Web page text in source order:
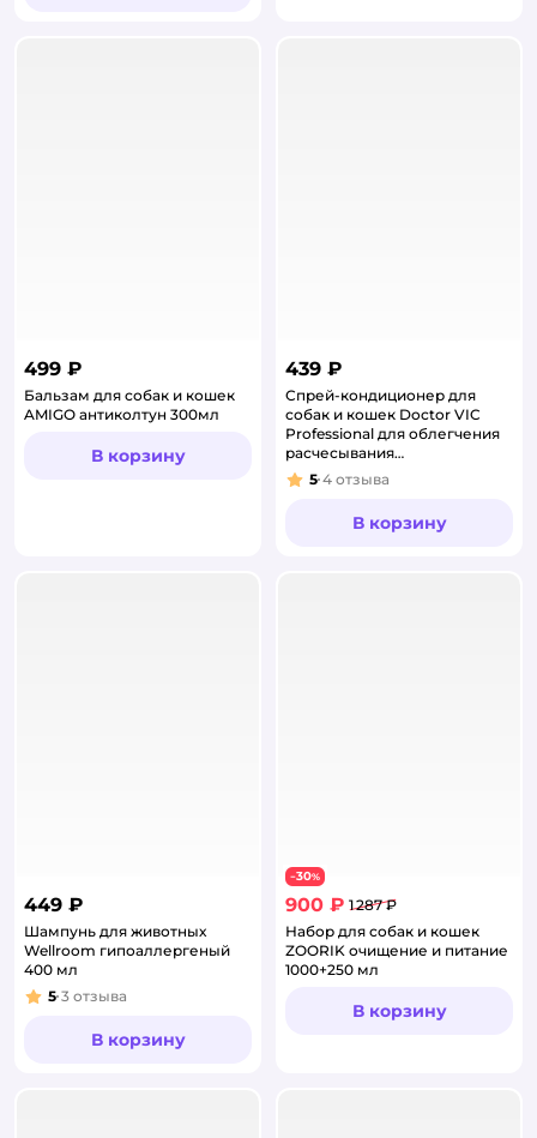
499 ₽
Бальзам для собак и кошек
AMIGO антиколтун 300мл
В корзину
439 ₽
Спрей-кондиционер для
собак и кошек Doctor VIC
Professional для облегчения
расчесывания
длинношерстных собак и
кошек 200мл
Рейтинг:
5 4 отзыва
В корзину
449 ₽
Шампунь для животных
Wellroom гипоаллергеный
400 мл
Рейтинг:
5 3 отзыва
В корзину
−30%
900 ₽ 1 287 ₽
Набор для собак и кошек
ZOORIK очищение и питание
1000+250 мл
В корзину